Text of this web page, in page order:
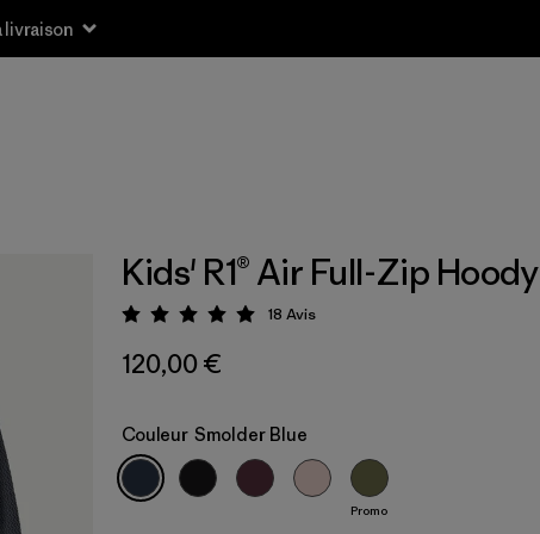
livraison
Kids' R1® Air Full-Zip Hoody
Évaluation: 5 / 5
18 Avis
120,00 €
Couleur Smolder Blue
Promo